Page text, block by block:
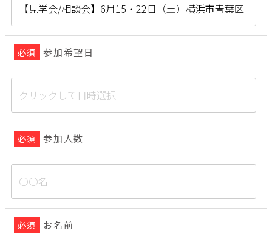
必須 参加希望日
必須 参加人数
必須 お名前